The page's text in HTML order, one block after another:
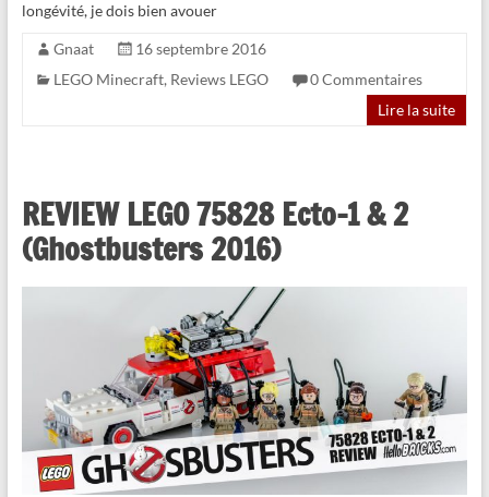
longévité, je dois bien avouer
Gnaat
16 septembre 2016
LEGO Minecraft, Reviews LEGO
0 Commentaires
Lire la suite
REVIEW LEGO 75828 Ecto-1 & 2
(Ghostbusters 2016)